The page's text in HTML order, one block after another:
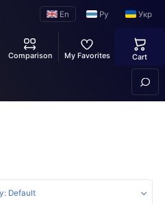
Укр
Ру
En
Comparison My Favorites Cart
Default